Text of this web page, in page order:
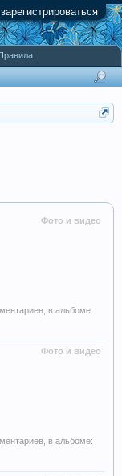
Фото и видео
в альбоме:
Фото и видео
в альбоме: